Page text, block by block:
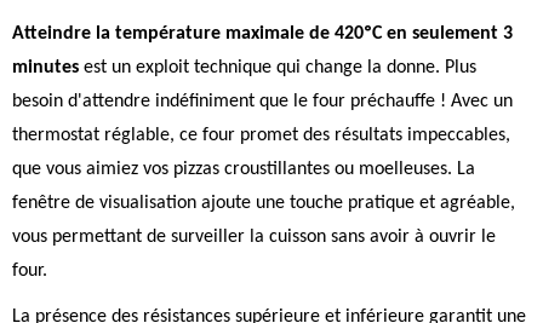
Atteindre la température maximale de 420ºC en seulement 3
minutes est un exploit technique qui change la donne. Plus
besoin d'attendre indéfiniment que le four préchauffe ! Avec un
thermostat réglable, ce four promet des résultats impeccables,
que vous aimiez vos pizzas croustillantes ou moelleuses. La
fenêtre de visualisation ajoute une touche pratique et agréable,
vous permettant de surveiller la cuisson sans avoir à ouvrir le
four.
La présence des résistances supérieure et inférieure garantit une